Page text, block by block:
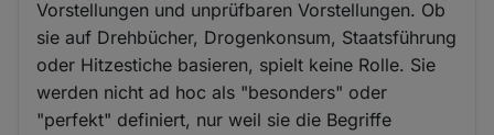
Vorstellungen und unprüfbaren Vorstellungen. Ob
sie auf Drehbücher, Drogenkonsum, Staatsführung
oder Hitzestiche basieren, spielt keine Rolle. Sie
werden nicht ad hoc als "besonders" oder
"perfekt" definiert, nur weil sie die Begriffe